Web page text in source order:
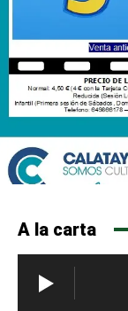
A la carta